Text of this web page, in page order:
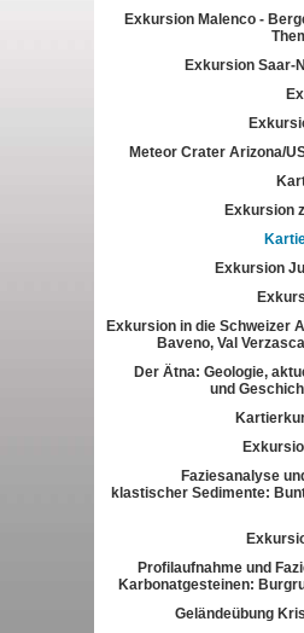
Exkursion Malenco -
Exkursion Saar-
Meteor Crater Arizona/
Exkursion
Exkursion
Exkursion in die Schweizer
Baveno, Val
Der Ätna: Geologie,
und
Faziesanalyse
klastischer Sedimente:
Profilaufnahme und
Karbonatgesteinen:
Geländeübung